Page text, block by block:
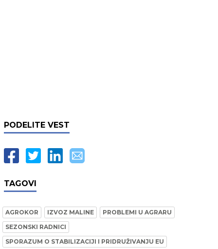
PODELITE VEST
TAGOVI
AGROKOR IZVOZ MALINE
PROBLEMI U AGRARU
SEZONSKI RADNICI
SPORAZUM O STABILIZACIJI I PRIDRUŽIVANJU EU